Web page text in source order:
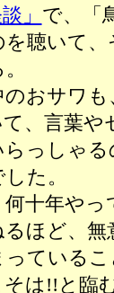
」 で、「
を聴いて
のおサワ
、言葉
らっしゃ
た。
十年や
ほど、無
ている
そは!!と臨